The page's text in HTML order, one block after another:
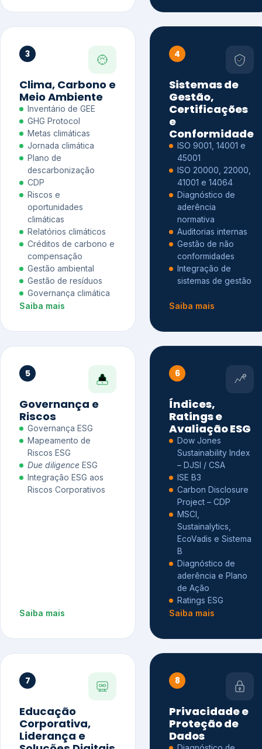
3
Clima, Carbono e
Meio Ambiente
Inventário de GEE
GHG Protocol
Metas climáticas
Jornada climática
Plano de
descarbonização
CDP
Riscos e
oportunidades
climáticas
Relatórios climáticos
Créditos de carbono e
compensação
Gestão ambiental
Gestão de resíduos
Governança climática
Saiba mais
4
Sistemas de
Gestão,
Certificações
e
Conformidade
ISO 9001, 14001 e
45001
ISO 20000, 22000,
41001 e 14064
Diagnóstico de
aderência
normativa
Auditorias internas
Gestão de não
conformidades
Integração de
sistemas de gestão
Saiba mais
5
Governança e
Riscos
Governança ESG
Mapeamento de
Riscos ESG
Due diligence ESG
Integração ESG aos
Riscos Corporativos
Saiba mais
6
Índices,
Ratings e
Avaliação ESG
Dow Jones
Sustainability Index
– DJSI / CSA
ISE B3
Carbon Disclosure
Project – CDP
MSCI,
Sustainalytics,
EcoVadis e Sistema
B
Diagnóstico de
aderência e Plano
de Ação
Ratings ESG
Saiba mais
7
Educação
Corporativa,
Liderança e
8
Privacidade e
Proteção de
Dados